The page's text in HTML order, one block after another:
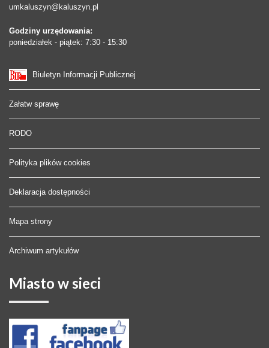
umkaluszyn@kaluszyn.pl
Godziny urzędowania:
poniedziałek - piątek: 7:30 - 15:30
Biuletyn Informacji Publicznej
Załatw sprawę
RODO
Polityka plików cookies
Deklaracja dostępności
Mapa strony
Archiwum artykułów
Miasto w sieci